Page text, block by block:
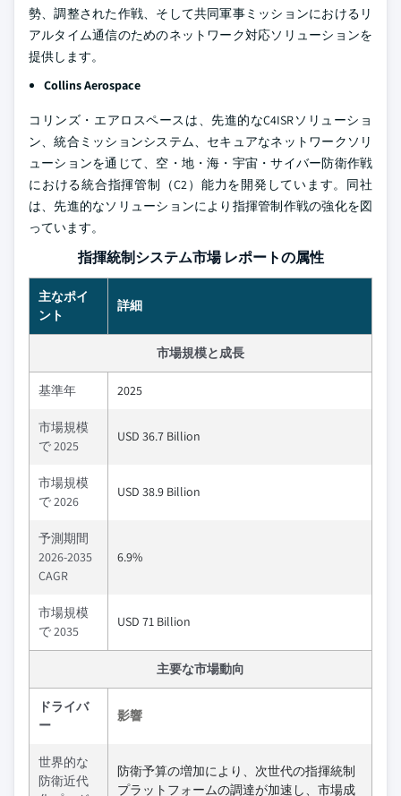
勢、調整された作戦、そして共同軍事ミッションにおけるリ
アルタイム通信のためのネットワーク対応ソリューションを
提供します。
Collins Aerospace
コリンズ・エアロスペースは、先進的なC4ISRソリューショ
ン、統合ミッションシステム、セキュアなネットワークソリ
ューションを通じて、空・地・海・宇宙・サイバー防衛作戦
における統合指揮管制（C2）能力を開発しています。同社
は、先進的なソリューションにより指揮管制作戦の強化を図
っています。
指揮統制システム市場 レポートの属性
主なポイ
ント
詳細
市場規模と成長
基準年 2025
市場規模
で 2025
USD 36.7 Billion
市場規模
で 2026
USD 38.9 Billion
予測期間
2026-2035
CAGR
6.9%
市場規模
で 2035
USD 71 Billion
主要な市場動向
ドライバ
ー
影響
世界的な
防衛近代
防衛予算の増加により、次世代の指揮統制
プラットフォームの調達が加速し、市場成